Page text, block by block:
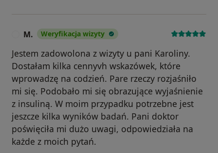
M. Weryfikacja wizyty
Jestem zadowolona z wizyty u pani Karoliny.
Dostałam kilka cennyvh wskazówek, które
wprowadzę na codzień. Pare rzeczy rozjaśniło
mi się. Podobało mi się obrazujące wyjaśnienie
z insuliną. W moim przypadku potrzebne jest
jeszcze kilka wyników badań. Pani doktor
poświęciła mi dużo uwagi, odpowiedziała na
każde z moich pytań.